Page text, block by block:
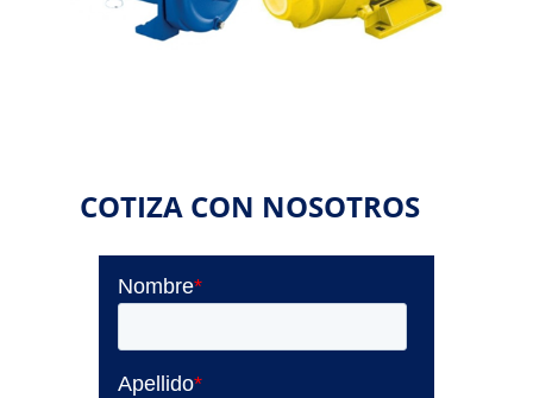
COTIZA CON NOSOTROS